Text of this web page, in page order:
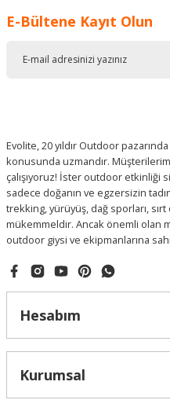
E-Bültene Kayıt Olun
Evolite, 20 yıldır Outdoor
konusunda uzmandır.
çalışıyoruz! İster outdoor etkinliği
sadece doğanın ve egzersizin
trekking, yürüyüş, dağ sporları, sırt
mükemmeldir. Ancak önemli olan
outdoor giysi ve ekipmanlarına
Hesabım
Kurumsal